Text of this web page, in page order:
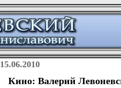
15.06.2010
Кино: Валерий